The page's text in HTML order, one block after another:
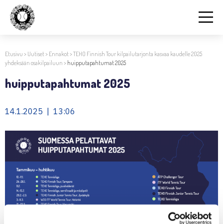
Etusivu > Uutiset> Ennakot>TEHO Finnish Tour kilpailutarjonta kasvaa kaudelle 2025
yhdeksään osakilpailuun > huipputapahtumat 2025
huipputapahtumat 2025
14.1.2025 | 13:06